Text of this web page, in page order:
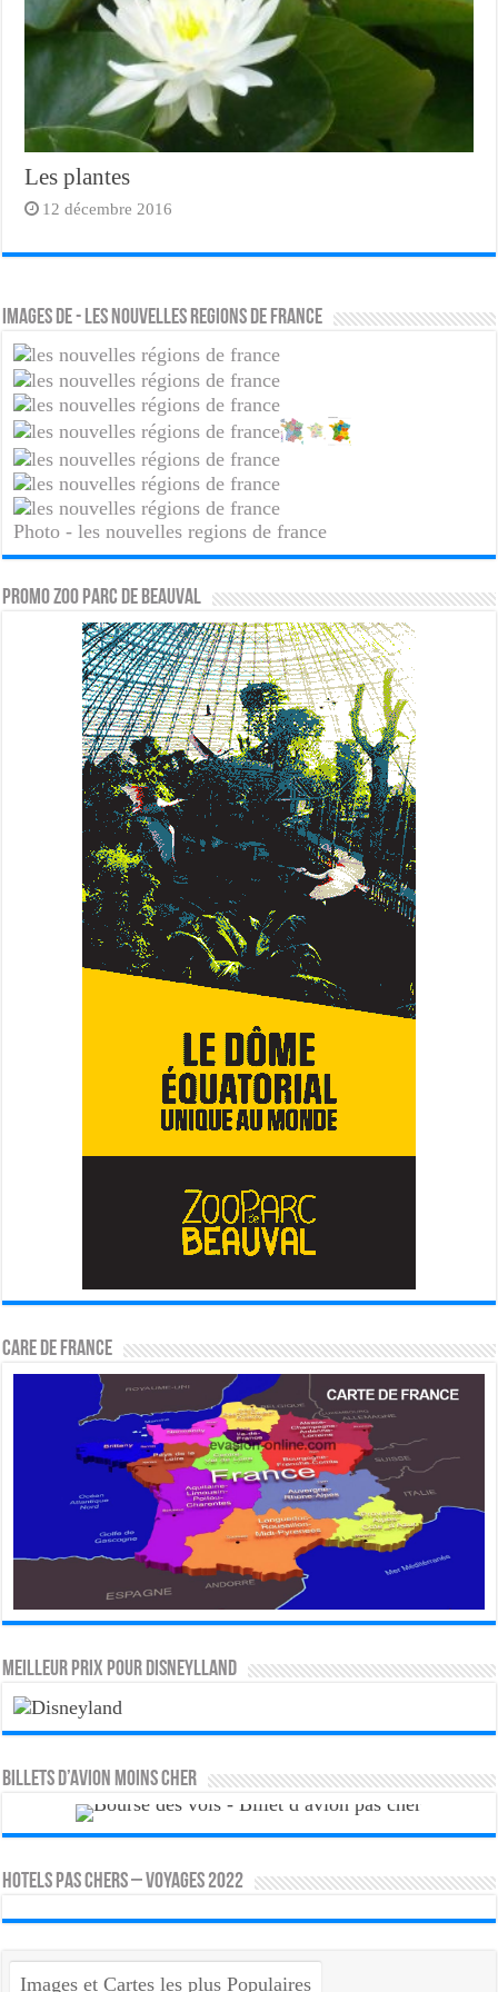
Les plantes
12 décembre 2016
Images de - les nouvelles regions de france
Photo - les nouvelles regions de france
PROMO ZOO PARC DE BEAUVAL
CARE DE FRANCE
MEILLEUR PRIX POUR DISNEYLLAND
Billets d’avion moins cher
HOTELS PAS CHERS – VOYAGES 2022
Images et Cartes les plus Populaires